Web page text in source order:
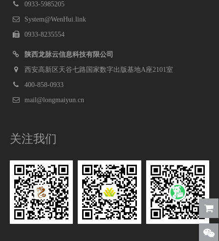
0933-5985205
System@WenHui.link
0933-8235554
陕西龙脉云信息科技有限公司
西安高新区天谷七路国家数字出版基地A座2101室
400-858-0933
mail@longmaiyun.cn
关注我们